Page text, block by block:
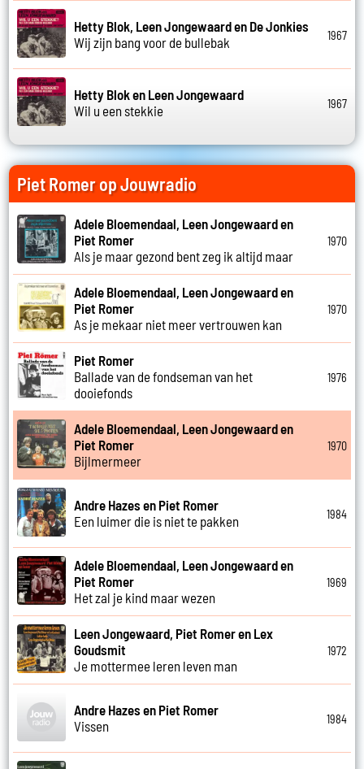
Hetty Blok, Leen Jongewaard en De Jonkies
Wij zijn bang voor de bullebak
1967
Hetty Blok en Leen Jongewaard
Wil u een stekkie
1967
Piet Romer op Jouwradio
Adele Bloemendaal, Leen Jongewaard en
Piet Romer
Als je maar gezond bent zeg ik altijd maar
1970
Adele Bloemendaal, Leen Jongewaard en
Piet Romer
As je mekaar niet meer vertrouwen kan
1970
Piet Romer
Ballade van de fondseman van het
dooiefonds
1976
Adele Bloemendaal, Leen Jongewaard en
Piet Romer
Bijlmermeer
1970
Andre Hazes en Piet Romer
Een luimer die is niet te pakken
1984
Adele Bloemendaal, Leen Jongewaard en
Piet Romer
Het zal je kind maar wezen
1969
Leen Jongewaard, Piet Romer en Lex
Goudsmit
Je mottermee leren leven man
1972
Andre Hazes en Piet Romer
Vissen
1984